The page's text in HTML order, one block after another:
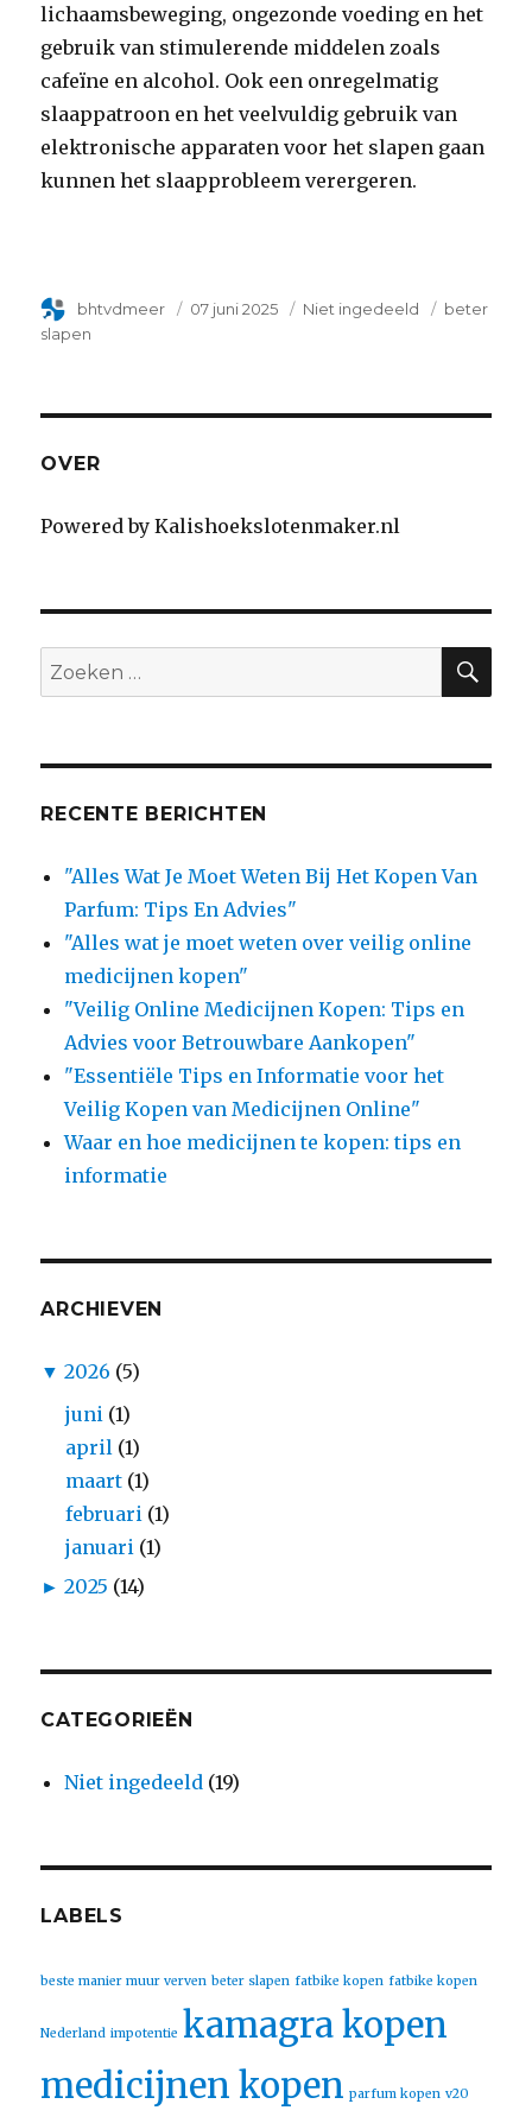
lichaamsbeweging, ongezonde voeding en het
gebruik van stimulerende middelen zoals
cafeïne en alcohol. Ook een onregelmatig
slaappatroon en het veelvuldig gebruik van
elektronische apparaten voor het slapen gaan
kunnen het slaapprobleem verergeren.
Author
bhtvdmeer
Geplaatst
07 juni 2025 Categorie
Niet ingedeeld Tags
beter
slapen
OVER
Powered by Kalishoekslotenmaker.nl
Search
for:
RECENTE BERICHTEN
"Alles Wat Je Moet Weten Bij Het Kopen Van
Parfum: Tips En Advies"
"Alles wat je moet weten over veilig online
medicijnen kopen"
"Veilig Online Medicijnen Kopen: Tips en
Advies voor Betrouwbare Aankopen"
"Essentiële Tips en Informatie voor het
Veilig Kopen van Medicijnen Online"
Waar en hoe medicijnen te kopen: tips en
informatie
ARCHIEVEN
▼ 2026 (5)
juni (1)
april (1)
maart (1)
februari (1)
januari (1)
► 2025 (14)
CATEGORIEËN
Niet ingedeeld (19)
LABELS
beste manier muur verven beter slapen fatbike kopen fatbike kopen
Nederland impotentie kamagra kopen
medicijnen kopen parfum kopen v20